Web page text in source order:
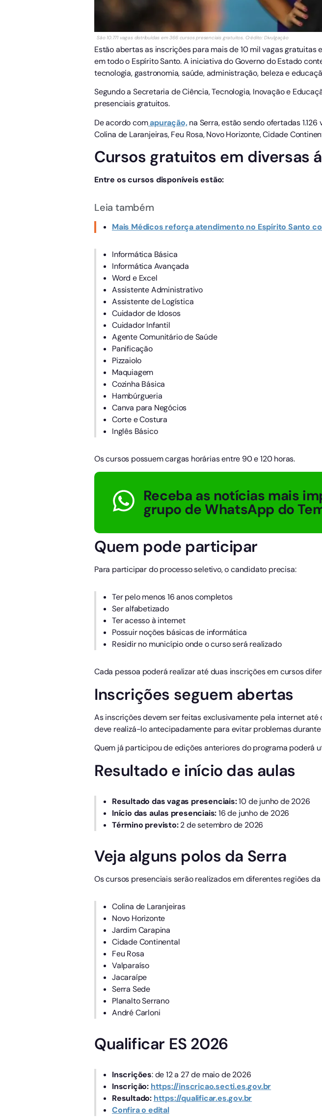
São 10.771 vagas distribuídas em 366 cursos presenciais gratuitos. Crédito: Divulgação
Estão abertas as inscrições para mais de 10 mil vagas
em todo o Espírito Santo. A iniciativa do Governo do Estado
tecnologia, gastronomia, saúde, administração, beleza e
Segundo a Secretaria de Ciência, Tecnologia, Inovação e
presenciais gratuitos.
De acordo comapuração, na Serra, estão sendo ofertadas
Colina de Laranjeiras, Feu Rosa, Novo Horizonte, Cidade
Cursos gratuitos em diversas
Entre os cursos disponíveis estão:
Leia também
Mais Médicos reforça atendimento no Espírito Santo
Informática Básica
Informática Avançada
Word e Excel
Assistente Administrativo
Assistente de Logística
Cuidador de Idosos
Cuidador Infantil
Agente Comunitário de Saúde
Panificação
Pizzaiolo
Maquiagem
Cozinha Básica
Hambúrgueria
Canva para Negócios
Corte e Costura
Inglês Básico
Os cursos possuem cargas horárias entre 90 e 120 horas.
Receba as notícias mais
grupo de WhatsApp do
Quem pode participar
Para participar do processo seletivo, o candidato precisa:
Ter pelo menos 16 anos completos
Ser alfabetizado
Ter acesso à internet
Possuir noções básicas de informática
Residir no município onde o curso será realizado
Cada pessoa poderá realizar até duas inscrições em cursos
Inscrições seguem abertas
As inscrições devem ser feitas exclusivamente pela internet
deve realizá-lo antecipadamente para evitar problemas
Quem já participou de edições anteriores do programa poderá
Resultado e início das aulas
Resultado das vagas presenciais:10 de junho de 2026
Início das aulas presenciais:16 de junho de 2026
Término previsto:2 de setembro de 2026
Veja alguns polos da Serra
Os cursos presenciais serão realizados em diferentes regiões
Colina de Laranjeiras
Novo Horizonte
Jardim Carapina
Cidade Continental
Feu Rosa
Valparaíso
Jacaraípe
Serra Sede
Planalto Serrano
André Carloni
Qualificar ES 2026
Inscrições: de 12 a 27 de maio de 2026
Inscrição: https://inscricao.secti.es.gov.br
Resultado: https://qualificar.es.gov.br
Confira o edital